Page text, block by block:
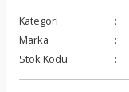
Kategori
Marka
Stok Kodu